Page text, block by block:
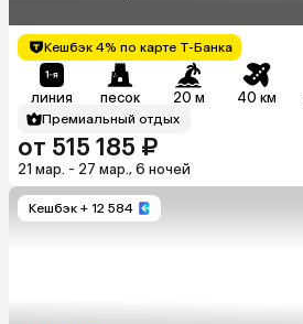
Кешбэк 4% по карте Т-Банка
линия песок 20 м 40 км
Премиальный отдых
от 515 185 ₽
21 мар. - 27 мар., 6 ночей
Кешбэк + 12 584